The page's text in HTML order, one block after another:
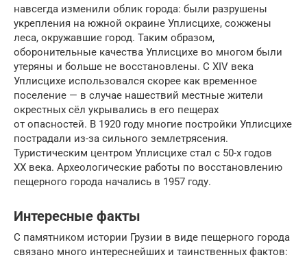
навсегда изменили облик города: были разрушены
укрепления на южной окраине Уплисцихе, сожжены
леса, окружавшие город. Таким образом,
оборонительные качества Уплисцихе во многом были
утеряны и больше не восстановлены. С XIV века
Уплисцихе использовался скорее как временное
поселение — в случае нашествий местные жители
окрестных сёл укрывались в его пещерах
от опасностей. В 1920 году многие постройки Уплисцихе
пострадали из-за сильного землетрясения.
Туристическим центром Уплисцихе стал с 50-х годов
XX века. Археологические работы по восстановлению
пещерного города начались в 1957 году.
Интересные факты
С памятником истории Грузии в виде пещерного города
связано много интереснейших и таинственных фактов: